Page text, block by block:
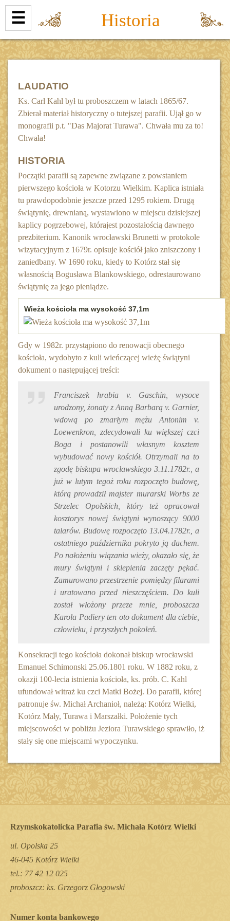
☰ Historia
LAUDATIO
Ks. Carl Kahl był tu proboszczem w latach 1865/67.
Zbierał materiał historyczny o tutejszej parafii. Ujął go w
monografii p.t. "Das Majorat Turawa". Chwała mu za to!
Chwała!
HISTORIA
Początki parafii są zapewne związane z powstaniem
pierwszego kościoła w Kotorzu Wielkim. Kaplica istniała
tu prawdopodobnie jeszcze przed 1295 rokiem. Drugą
świątynię, drewnianą, wystawiono w miejscu dzisiejszej
kaplicy pogrzebowej, którajest pozostałością dawnego
prezbiterium. Kanonik wrocławski Brunetti w protokole
wizytacyjnym z 1679r. opisuje kościół jako zniszczony i
zaniedbany. W 1690 roku, kiedy to Kotórz stał się
własnością Bogusława Blankowskiego, odrestaurowano
świątynię za jego pieniądze.
Wieża kościoła ma wysokość 37,1m
Gdy w 1982r. przystąpiono do renowacji obecnego
kościoła, wydobyto z kuli wieńczącej wieżę świątyni
dokument o następującej treści:
Franciszek hrabia v. Gaschin, wysoce
urodzony, żonaty z Anną Barbarą v. Garnier,
wdową po zmarłym mężu Antonim v.
Loewenkron, zdecydowali ku większej czci
Boga i postanowili własnym kosztem
wybudować nowy kościół. Otrzymali na to
zgodę biskupa wrocławskiego 3.11.1782r., a
już w lutym tegoż roku rozpoczęto budowę,
którą prowadził majster murarski Worbs ze
Strzelec Opolskich, który też opracował
kosztorys nowej świątyni wynoszący 9000
talarów. Budowę rozpoczęto 13.04.1782r., a
ostatniego października pokryto ją dachem.
Po nałożeniu wiązania wieży, okazało się, że
mury świątyni i sklepienia zaczęty pękać.
Zamurowano przestrzenie pomiędzy filarami
i uratowano przed nieszczęściem. Do kuli
został włożony przeze mnie, proboszcza
Karola Padiery ten oto dokument dla ciebie,
człowieku, i przyszłych pokoleń.
Konsekracji tego kościoła dokonał biskup wrocławski
Emanuel Schimonski 25.06.1801 roku. W 1882 roku, z
okazji 100-lecia istnienia kościoła, ks. prób. C. Kahl
ufundował witraż ku czci Matki Bożej. Do parafii, której
patronuje św. Michał Archanioł, należą: Kotórz Wielki,
Kotórz Mały, Turawa i Marszałki. Położenie tych
miejscowości w pobliżu Jeziora Turawskiego sprawiło, iż
stały się one miejscami wypoczynku.
Rzymskokatolicka Parafia św. Michała Kotórz Wielki
ul. Opolska 25
46-045 Kotórz Wielki
tel.: 77 42 12 025
proboszcz: ks. Grzegorz Głogowski
Numer konta bankowego